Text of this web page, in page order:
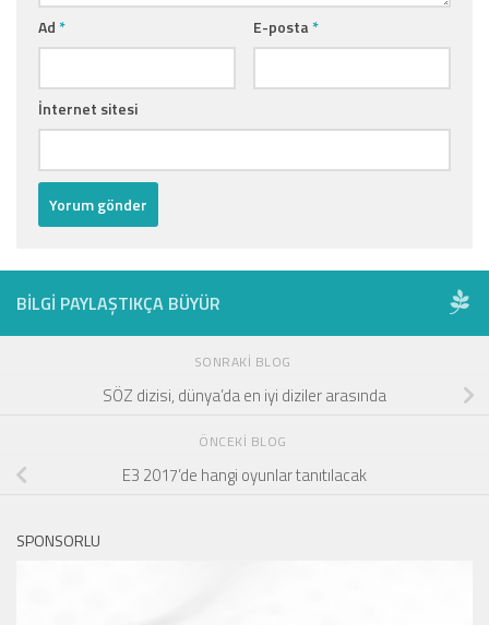
Ad* E-posta*
İnternet sitesi
BILGI PAYLAŞTIKÇA BÜYÜR
SONRAKI BLOG
SÖZ dizisi, dünya’da en iyi diziler arasında
ÖNCEKI BLOG
E3 2017’de hangi oyunlar tanıtılacak
SPONSORLU